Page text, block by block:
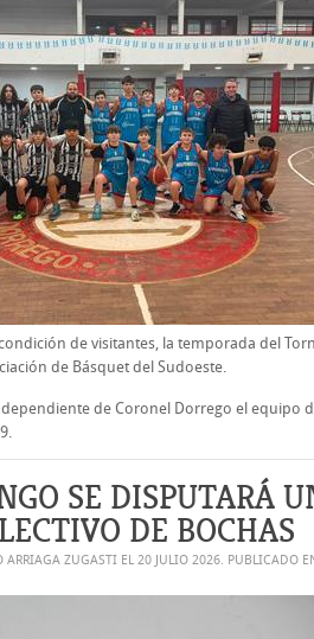
de visitantes, la temporada del
de Básquet del Sudoeste.
de Coronel Dorrego el equipo
SE DISPUTARÁ
DE BOCHAS
ARRIAGA ZUGASTI EL 20 JULIO 2026. PUBLICADO